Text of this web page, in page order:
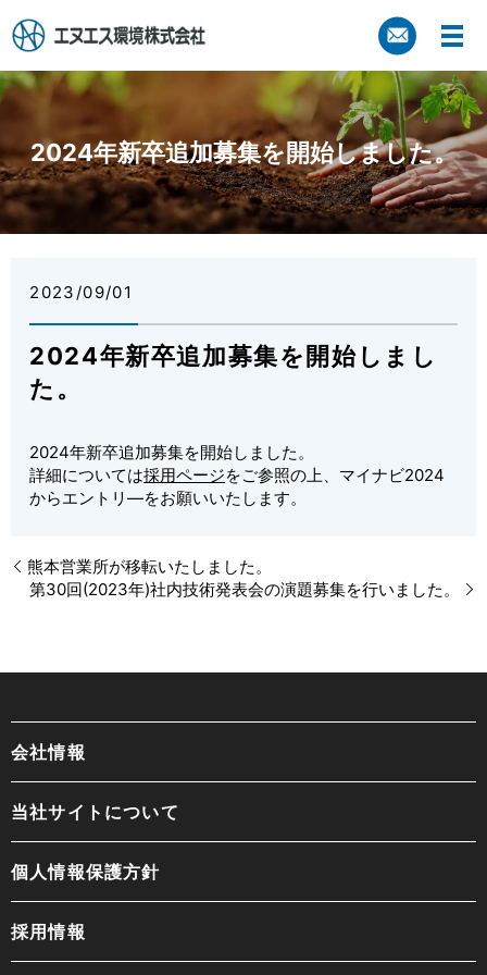
2024年新卒追加募集を開始しました。
2023/09/01
2024年新卒追加募集を開始しまし
た。
2024年新卒追加募集を開始しました。
詳細については採用ページをご参照の上、マイナビ2024
からエントリ―をお願いいたします。
熊本営業所が移転いたしました。
第30回(2023年)社内技術発表会の演題募集を行いました。
会社情報
当社サイトについて
個人情報保護方針
採用情報